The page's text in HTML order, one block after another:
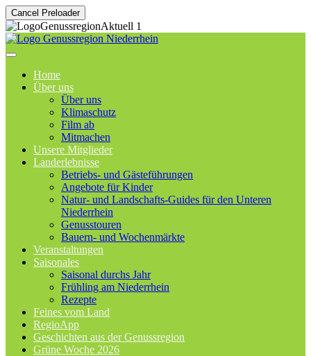
Cancel Preloader
Home
Über uns
Über uns
Klimaschutz
Film ab
Mitmachen
Unsere Mitglieder
Landerlebnisse
Betriebs- und Gästeführungen
Angebote für Kinder
Natur- und Landschafts-Guides für den Unteren
Niederrhein
Genusstouren
Bauern- und Wochenmärkte
Veranstaltungen
Saisonales
Saisonal durchs Jahr
Frühling am Niederrhein
Rezepte
Feines vom Land
RegioApp
Geschichten aus der Genussregion
Grüne Woche 2026